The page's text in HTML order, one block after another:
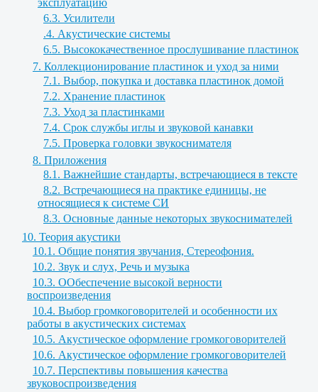
эксплуатацию
6.3. Усилители
.4. Акустические системы
6.5. Высококачественное прослушивание пластинок
7. Коллекционирование пластинок и уход за ними
7.1. Выбор, покупка и доставка пластинок домой
7.2. Хранение пластинок
7.3. Уход за пластинками
7.4. Срок службы иглы и звуковой канавки
7.5. Проверка головки звукоснимателя
8. Приложения
8.1. Важнейшие стандарты, встречающиеся в тексте
8.2. Встречающиеся на практике единицы, не
относящиеся к системе СИ
8.3. Основные данные некоторых звукоснимателей
10. Теория акустики
10.1. Общие понятия звучания, Стереофония.
10.2. Звук и слух, Речь и музыка
10.3. ООбеспечение высокой верности
воспроизведения
10.4. Выбор громкоговорителей и особенности их
работы в акустических системах
10.5. Акустическое оформление громкоговорителей
10.6. Акустическое оформление громкоговорителей
10.7. Перспективы повышения качества
звуковоспроизведения